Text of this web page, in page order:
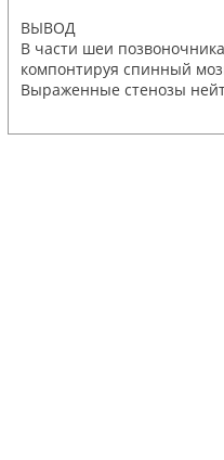
ВЫВОД
В части шеи
компонтируя спинный
Выраженные стенозы